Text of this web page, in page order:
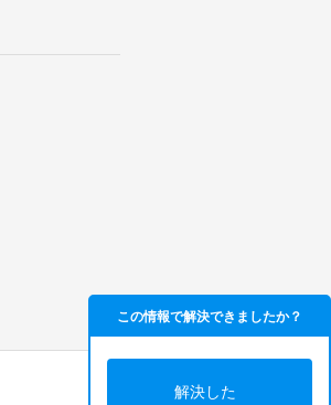
この情報で解決できましたか？
解決した